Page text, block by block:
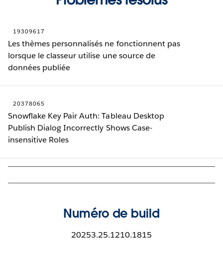
19309617
Les thèmes personnalisés ne fonctionnent pas
lorsque le classeur utilise une source de
données publiée
20378065
Snowflake Key Pair Auth: Tableau Desktop
Publish Dialog Incorrectly Shows Case-
insensitive Roles
Numéro de build
20253.25.1210.1815